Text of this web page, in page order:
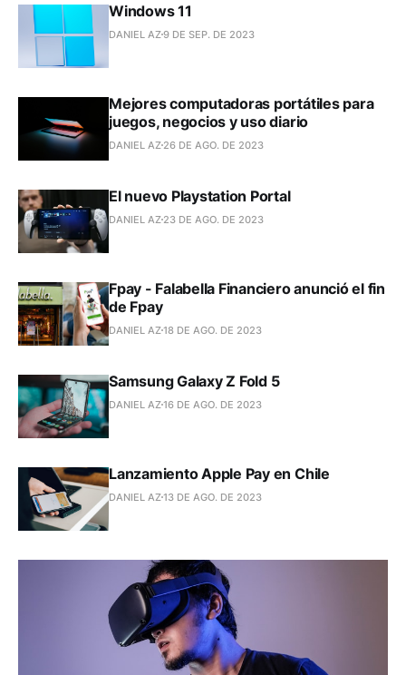
Windows 11
DANIEL AZ9 DE SEP. DE 2023
Mejores computadoras portátiles para
juegos, negocios y uso diario
DANIEL AZ 26 DE AGO. DE 2023
El nuevo Playstation Portal
DANIEL AZ 23 DE AGO. DE 2023
Fpay - Falabella Financiero anunció el fin
de Fpay
DANIEL AZ18 DE AGO. DE 2023
Samsung Galaxy Z Fold 5
DANIEL AZ16 DE AGO. DE 2023
Lanzamiento Apple Pay en Chile
DANIEL AZ13 DE AGO. DE 2023